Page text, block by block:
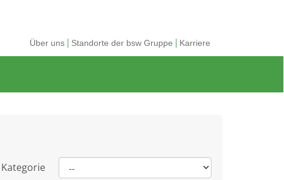
Über uns Standorte der bsw Gruppe Karriere
Kategorie